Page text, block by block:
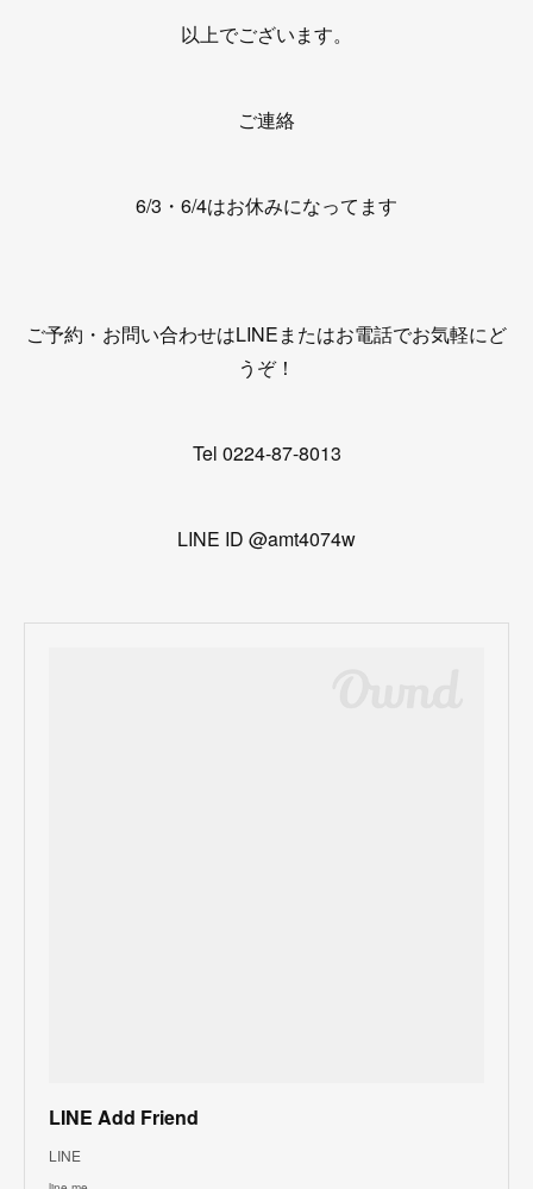
以上でございます。
ご連絡
6/3・6/4はお休みになってます
ご予約・お問い合わせはLINEまたはお電話でお気軽にど
うぞ！
Tel 0224-87-8013
LINE ID @amt4074w
LINE Add Friend
LINE